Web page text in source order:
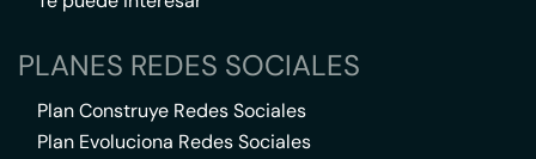
PLANES REDES SOCIALES
Plan Construye Redes Sociales
Plan Evoluciona Redes Sociales